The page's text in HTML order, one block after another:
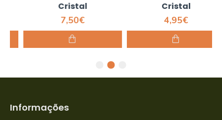
Cristal
7,50€
Cristal
4,95€
Informações